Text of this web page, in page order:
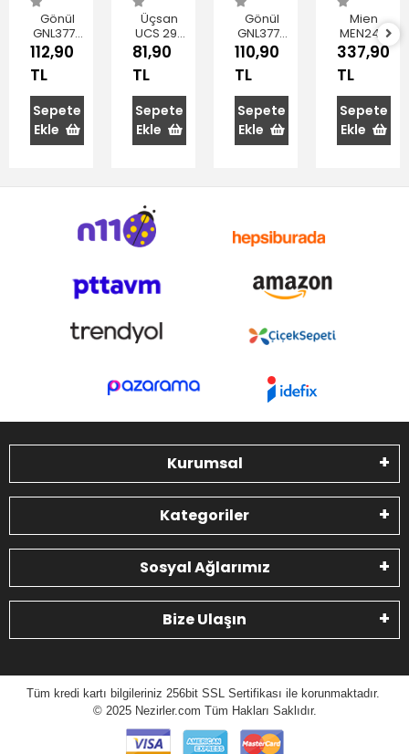
Gönül
GNL3773
Bambu
Kesme
Tahtası
30x20x1
cm
112,90
TL
Sepete
Ekle
Üçsan
UCS 290
Plastik
Meyve
Sebze
Kesme
Panosu
235 x 145
mm
81,90
TL
Sepete
Ekle
Gönül
GNL3775
Bambu
Kesim
Tahtası
34x24x1
cm
110,90
TL
Sepete
Ekle
Mien
MEN244
Bambu
Peynir
Sunum
Seti
337,90
TL
Sepete
Ekle
Kurumsal
Kategoriler
Sosyal Ağlarımız
Bize Ulaşın
Tüm kredi kartı bilgileriniz 256bit SSL Sertifikası ile korunmaktadır.
© 2025 Nezirler.com Tüm Hakları Saklıdır.